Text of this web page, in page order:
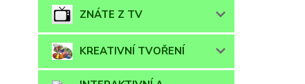
ZNÁTE Z TV
KREATIVNÍ TVOŘENÍ